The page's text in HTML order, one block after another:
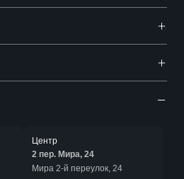
Центр
2 пер. Мира, 24
Мира 2-й переулок, 24